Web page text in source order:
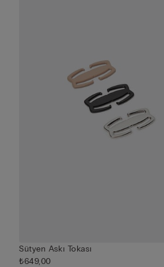
Sütyen Askı Tokası
₺649,00